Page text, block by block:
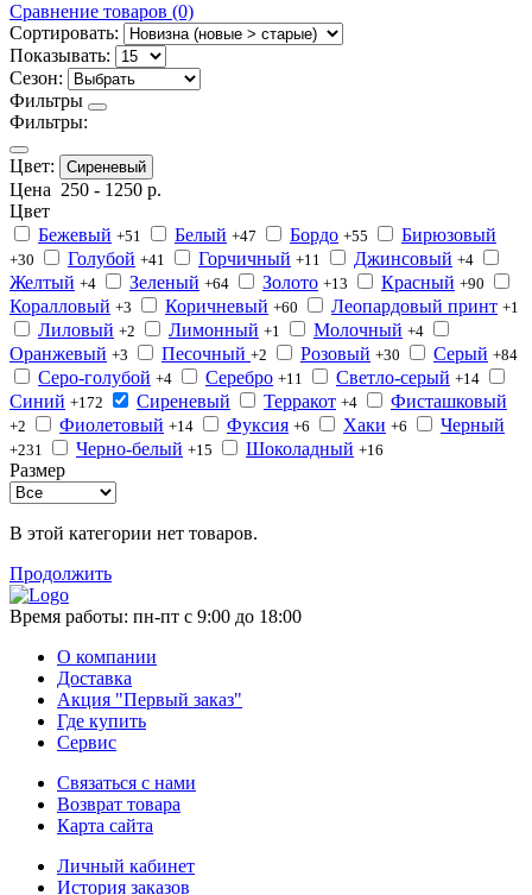
Сравнение товаров (0)
Сортировать:
Показывать:
Сезон:
Фильтры
Фильтры:
Цвет: Сиреневый
Цена 250 - 1250 р.
Цвет
Бежевый +51 Белый +47 Бордо +55 Бирюзовый
+30 Голубой +41 Горчичный +11 Джинсовый +4
Желтый +4 Зеленый +64 Золото +13 Красный +90
Коралловый +3 Коричневый +60 Леопардовый принт +1
Лиловый +2 Лимонный +1 Молочный +4
Оранжевый +3 Песочный +2 Розовый +30 Серый +84
Серо-голубой +4 Серебро +11 Светло-серый +14
Синий +172 Сиреневый Терракот +4 Фисташковый
+2 Фиолетовый +14 Фуксия +6 Хаки +6 Черный
+231 Черно-белый +15 Шоколадный +16
Размер
В этой категории нет товаров.
Продолжить
Время работы: пн-пт с 9:00 до 18:00
О компании
Доставка
Акция "Первый заказ"
Где купить
Сервис
Связаться с нами
Возврат товара
Карта сайта
Личный кабинет
История заказов